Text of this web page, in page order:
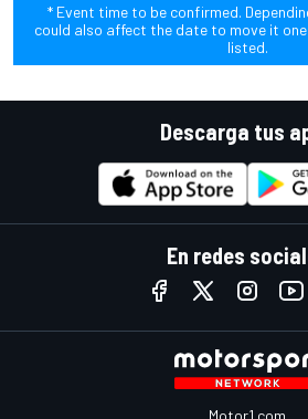
* Event time to be confirmed.
could also affect the date to move it
listed.
Descarga tus
En redes